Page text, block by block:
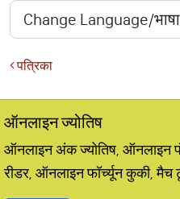
पत्रिका
ऑनलाइन ज्योतिष
ऑनलाइन अंक ज्योतिष, ऑनलाइन
रीडर, ऑनलाइन फॉर्च्यून कुकी, मैच